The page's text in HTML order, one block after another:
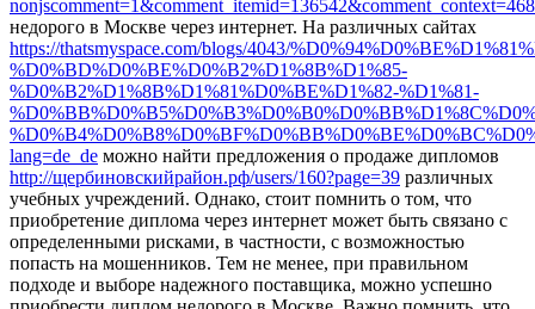
недорого в Москве через интернет. На различных сайтах
https://thatsmyspace.com/blogs/4043/
%D0%BD%D0%BE%D0%B2%D1%8B%D1%85-
%D0%B2%D1%8B%D1%81%D0%BE%D1%82-%D1%81-
lang=de_de можно найти предложения о продаже дипломов
http://щербиновскийрайон.рф/users/160?page=39 различных
учебных учреждений. Однако, стоит помнить о том, что
приобретение диплома через интернет может быть связано с
определенными рисками, в частности, с возможностью
попасть на мошенников. Тем не менее, при правильном
подходе и выборе надежного поставщика, можно успешно